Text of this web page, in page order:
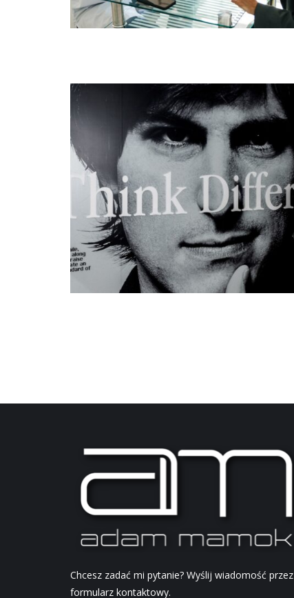
Chcesz zadać mi pytanie? Wyślij wiadomość przez
formularz kontaktowy.